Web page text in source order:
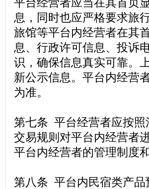
息，同时也应严格要求旅
旅馆等平台内经营者在其
息、行政许可信息、投诉
识，确保信息真实可靠。
新公示信息。平台内经营
为准。
第七条 平台经营者应按
交易规则对平台内经营者
平台内经营者的管理制度
第八条 平台内民宿类产